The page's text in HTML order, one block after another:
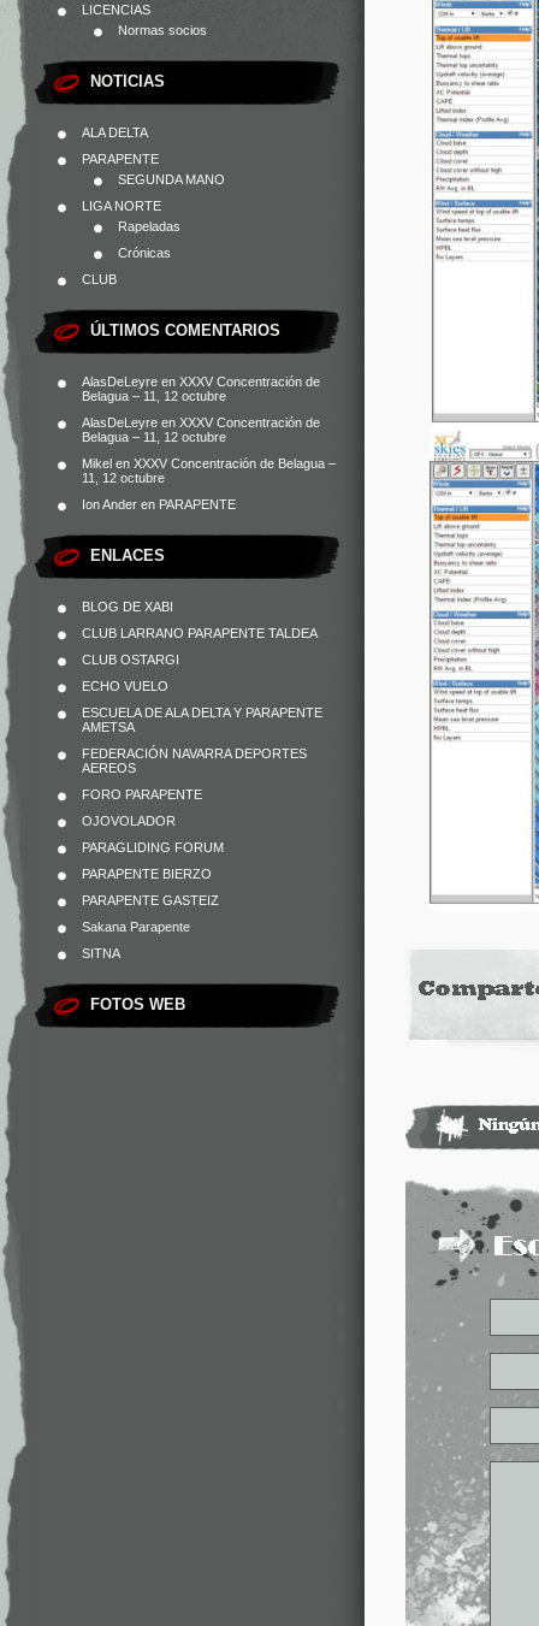
LICENCIAS
Normas socios
NOTICIAS
ALA DELTA
PARAPENTE
SEGUNDA MANO
LIGA NORTE
Rapeladas
Crónicas
CLUB
ÚLTIMOS COMENTARIOS
AlasDeLeyre en XXXV Concentración de
Belagua – 11, 12 octubre
AlasDeLeyre en XXXV Concentración de
Belagua – 11, 12 octubre
Mikel en XXXV Concentración de Belagua –
11, 12 octubre
Ion Ander en PARAPENTE
ENLACES
BLOG DE XABI
CLUB LARRANO PARAPENTE TALDEA
CLUB OSTARGI
ECHO VUELO
ESCUELA DE ALA DELTA Y PARAPENTE
AMETSA
FEDERACIÓN NAVARRA DEPORTES
AEREOS
FORO PARAPENTE
OJOVOLADOR
PARAGLIDING FORUM
PARAPENTE BIERZO
PARAPENTE GASTEIZ
Sakana Parapente
SITNA
FOTOS WEB